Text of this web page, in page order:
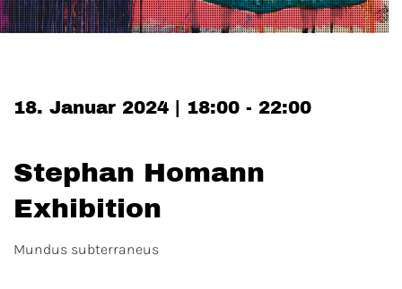
18. Januar 2024 | 18:00 - 22:00
Stephan Homann
Exhibition
Mundus subterraneus